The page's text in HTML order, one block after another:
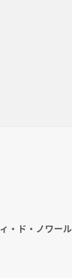
・ド・ノワール